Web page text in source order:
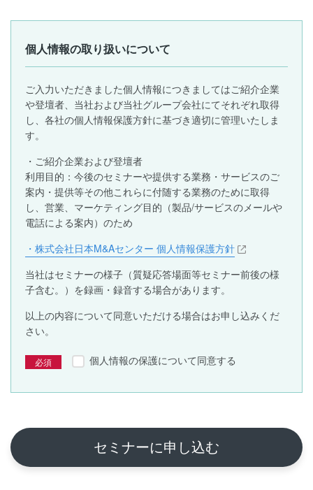
個人情報の取り扱いについて
ご入力いただきました個人情報につきましてはご紹介企業
や登壇者、当社および当社グループ会社にてそれぞれ取得
し、各社の個人情報保護方針に基づき適切に管理いたしま
す。
・ご紹介企業および登壇者
利用目的：今後のセミナーや提供する業務・サービスのご
案内・提供等その他これらに付随する業務のために取得
し、営業、マーケティング目的（製品/サービスのメールや
電話による案内）のため
・株式会社日本M&Aセンター 個人情報保護方針
当社はセミナーの様子（質疑応答場面等セミナー前後の様
子含む。）を録画・録音する場合があります。
以上の内容について同意いただける場合はお申し込みくだ
さい。
個人情報の保護について同意する
セミナーに申し込む